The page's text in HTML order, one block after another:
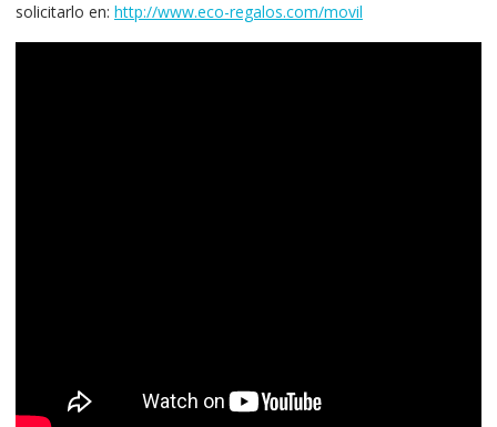
solicitarlo en: http://www.eco-regalos.com/movil